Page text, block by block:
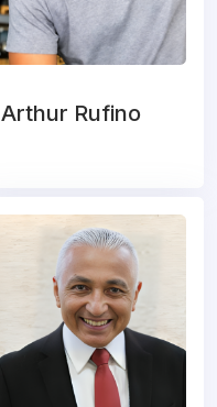
Arthur Rufino